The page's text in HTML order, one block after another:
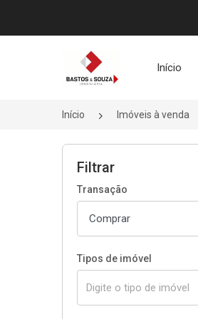
Página inicial
Início
Início Imóveis à venda
Filtrar
Transação
Tipos de imóvel